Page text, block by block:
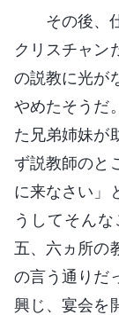
その後、
クリスチャン
の説教に光が
やめたそうだ
た兄弟姉妹が
ず説教師のと
に来なさい」
うしてそん
五、六ヵ所の
の言う通りだ
興じ、宴会を